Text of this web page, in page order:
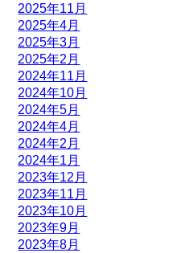
2025年11月
2025年4月
2025年3月
2025年2月
2024年11月
2024年10月
2024年5月
2024年4月
2024年2月
2024年1月
2023年12月
2023年11月
2023年10月
2023年9月
2023年8月